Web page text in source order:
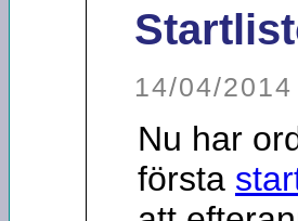
14/04/2014
Nu har
första